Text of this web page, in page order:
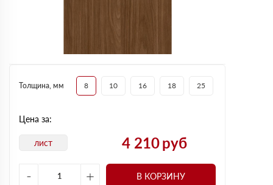
Толщина, мм 8 10 16 18 25
Цена за:
лист 4 210руб
-
+ В КОРЗИНУ